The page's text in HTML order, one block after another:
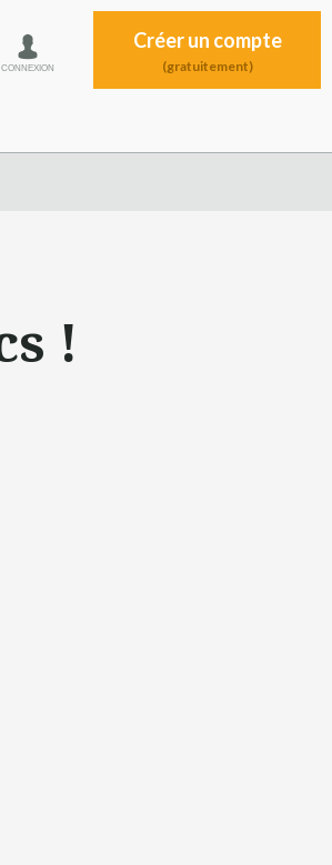
CONNEXION
Créer un compte
(gratuitement)
!